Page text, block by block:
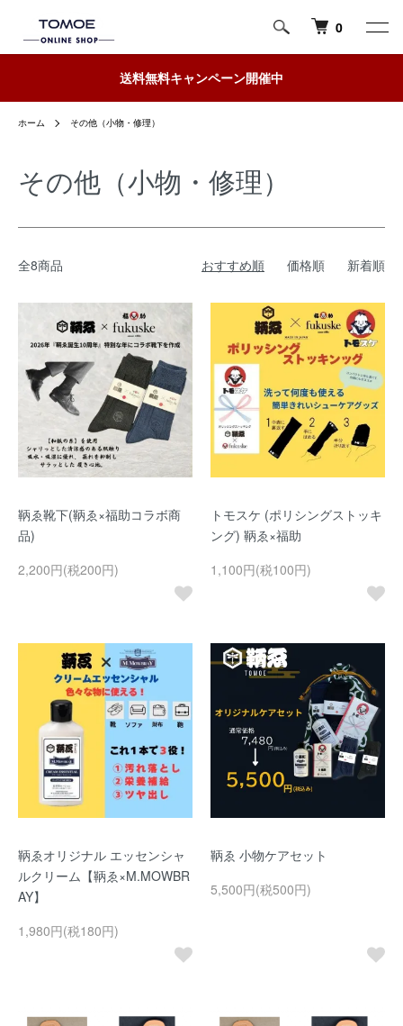
0
送料無料キャンペーン開催中
ホーム その他（小物・修理）
その他（小物・修理）
全8商品 おすすめ順 価格順 新着順
鞆ゑ靴下(鞆ゑ×福助コラボ商
品)
2,200円(税200円)
トモスケ (ポリシングストッキ
ング) 鞆ゑ×福助
1,100円(税100円)
鞆ゑオリジナル エッセンシャ
ルクリーム【鞆ゑ×M.MOWBR
AY】
1,980円(税180円)
鞆ゑ 小物ケアセット
5,500円(税500円)